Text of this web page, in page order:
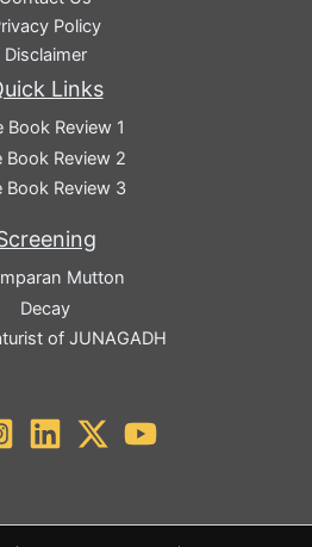
Policy
Disclaimer
Links
Book Review 1
Book Review 2
Book Review 3
Mutton
Decay
of JUNAGADH